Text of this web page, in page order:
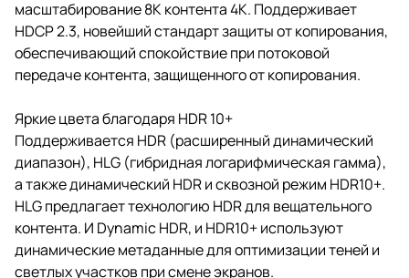
масштабирование 8K контента 4K. Поддерживает
HDCP 2.3, новейший стандарт защиты от копирования,
обеспечивающий спокойствие при потоковой
передаче контента, защищенного от копирования.
Яркие цвета благодаря HDR 10+
Поддерживается HDR (расширенный динамический
диапазон), HLG (гибридная логарифмическая гамма),
а также динамический HDR и сквозной режим HDR10+.
HLG предлагает технологию HDR для вещательного
контента. И Dynamic HDR, и HDR10+ используют
динамические метаданные для оптимизации теней и
светлых участков при смене экранов.